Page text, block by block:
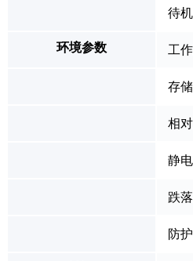
待
环境参数 工
存
相
静
跌
防